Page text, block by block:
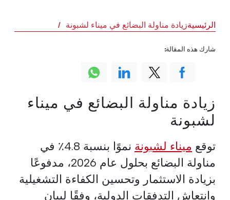
الرئيسيةزيادة مناولة البضائع في ميناء لشبونة
زيادة مناولة البضائع في ميناء
لشبونة
توقع ميناء لشبونة
نموًا بنسبة 4.8٪ في
مناولة البضائع بحلول عام 2026، مدفوعًا
بزيادة الاستثمار وتحسين الكفاءة التشغيلية
وانتعاش التدفقات الدولية، وفقًا لبيان
شارك هذه المقالة: